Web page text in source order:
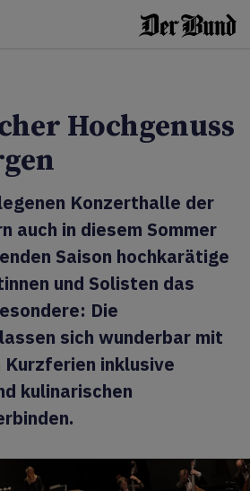
Hochgenuss
Konzerthalle der
auch in diesem Sommer
Saison hochkarätige
und Solisten das
Die
sich wunderbar mit
inklusive
kulinarischen